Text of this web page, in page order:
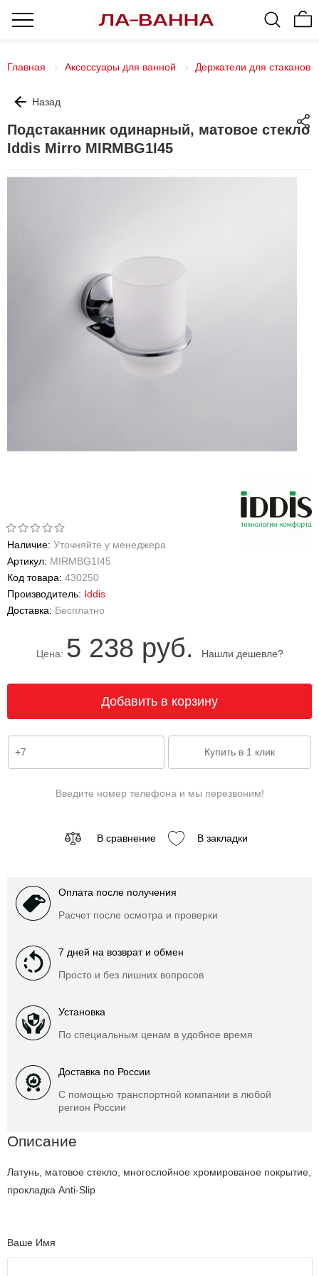
Главная Аксессуары для ванной Держатели для стаканов
Назад
Подстаканник одинарный, матовое стекло
Iddis Mirro MIRMBG1I45
Наличие: Уточняйте у менеджера
Артикул: MIRMBG1I45
Код товара: 430250
Производитель: Iddis
Доставка: Бесплатно
Цена: 5 238 руб. Нашли дешевле?
Введите номер телефона и мы перезвоним!
В сравнение В закладки
Оплата после получения
Расчет после осмотра и проверки
7 дней на возврат и обмен
Просто и без лишних вопросов
Установка
По специальным ценам в удобное время
Доставка по России
С помощью транспортной компании в любой
регион России
Описание
Латунь, матовое стекло, многослойное хромированое покрытие,
прокладка Anti-Slip
Ваше Имя